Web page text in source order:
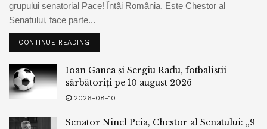
grupului senatorial Pace! Întâi România. Este Chestor al
Senatului, face parte...
CONTINUE READING
Ioan Ganea și Sergiu Radu, fotbaliștii
sărbătoriți pe 10 august 2026
2026-08-10
Senator Ninel Peia, Chestor al Senatului: „9